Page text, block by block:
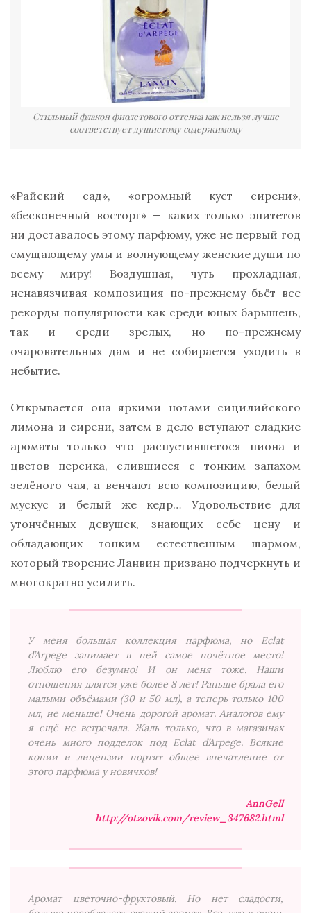
Стильный флакон фиолетового оттенка как нельзя лучше
соответствует душистому содержимому
«Райский сад», «огромный куст сирени»,
«бесконечный восторг» — каких только эпитетов
ни доставалось этому парфюму, уже не первый год
смущающему умы и волнующему женские души по
всему миру! Воздушная, чуть прохладная,
ненавязчивая композиция по-прежнему бьёт все
рекорды популярности как среди юных барышень,
так и среди зрелых, но по-прежнему
очаровательных дам и не собирается уходить в
небытие.
Открывается она яркими нотами сицилийского
лимона и сирени, затем в дело вступают сладкие
ароматы только что распустившегося пиона и
цветов персика, слившиеся с тонким запахом
зелёного чая, а венчают всю композицию, белый
мускус и белый же кедр… Удовольствие для
утончённых девушек, знающих себе цену и
обладающих тонким естественным шармом,
который творение Ланвин призвано подчеркнуть и
многократно усилить.
У меня большая коллекция парфюма, но Eclat
d’Arpege занимает в ней самое почётное место!
Люблю его безумно! И он меня тоже. Наши
отношения длятся уже более 8 лет! Раньше брала его
малыми объёмами (30 и 50 мл), а теперь только 100
мл, не меньше! Очень дорогой аромат. Аналогов ему
я ещё не встречала. Жаль только, что в магазинах
очень много подделок под Eclat d’Arpege. Всякие
копии и лицензии портят общее впечатление от
этого парфюма у новичков!
AnnGell
http://otzovik.com/review_347682.html
Аромат цветочно-фруктовый. Но нет сладости,